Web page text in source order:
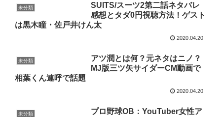
未分類
SUITS/スーツ2第二話ネタバレ
感想とタダ0円視聴方法！ゲスト
は黒木瞳・佐戸井けん太
2020.04.20
未分類
アツ潤とは何？元ネタはニノ？
MJ版三ツ矢サイダーCM動画で
相葉くん連呼で話題
2020.04.20
未分類
プロ野球OB：YouTuber女性ア